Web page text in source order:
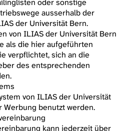
oder sonstige
ausserhalb der
der Universität Bern.
von ILIAS der Universität Bern
als die hier aufgeführten
verpflichtet, sich an die
des entsprechenden
von ILIAS der Universität
Werbung benutzt werden.
kann jederzeit über